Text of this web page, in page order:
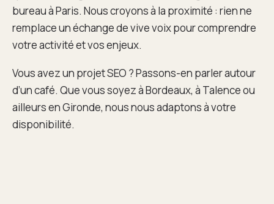
bureau à Paris. Nous croyons à la proximité : rien ne
remplace un échange de vive voix pour comprendre
votre activité et vos enjeux.
Vous avez un projet SEO ? Passons-en parler autour
d’un café. Que vous soyez à Bordeaux, à Talence ou
ailleurs en Gironde, nous nous adaptons à votre
disponibilité.